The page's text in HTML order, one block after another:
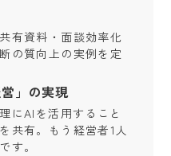
有資料・面談効率化
の質向上の実例を定
」の実現
にAIを活用すること
共有。もう経営者1人
す。